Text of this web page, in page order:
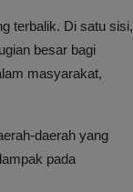
terbalik. Di satu sisi,
besar bagi
masyarakat,
daerah yang
pada